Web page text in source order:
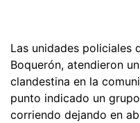
Las unidades policiales
Boquerón, atendieron
clandestina en la
punto indicado un
corriendo dejando en